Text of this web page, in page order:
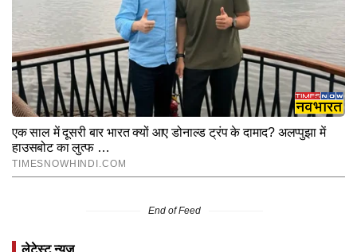
End of Feed
लेटेस्ट न्यूज